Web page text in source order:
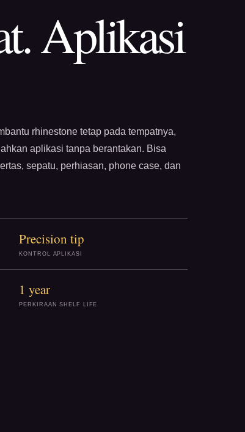
Aplikasi
rhinestone tetap pada tempatnya,
aplikasi tanpa berantakan. Bisa
sepatu, perhiasan, phone case, dan
Precision tip
KONTROL APLIKASI
1 year
PERKIRAAN SHELF LIFE